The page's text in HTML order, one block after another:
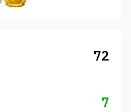
72
7